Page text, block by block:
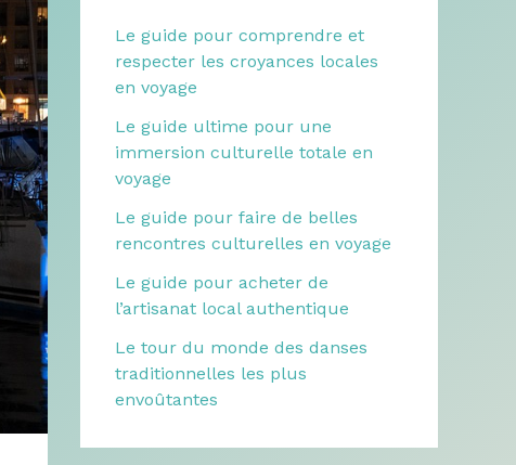
Le guide pour comprendre et
respecter les croyances locales
en voyage
Le guide ultime pour une
immersion culturelle totale en
voyage
Le guide pour faire de belles
rencontres culturelles en voyage
Le guide pour acheter de
l’artisanat local authentique
Le tour du monde des danses
traditionnelles les plus
envoûtantes